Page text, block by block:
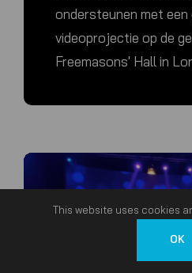
ondersteunen met
videoprojectie op de
Freemasons' Hall in
This website uses cookies
OK